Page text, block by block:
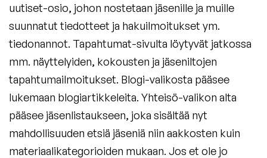
uutiset-osio, johon nostetaan jäsenille ja muille
suunnatut tiedotteet ja hakuilmoitukset ym.
tiedonannot. Tapahtumat-sivulta löytyvät jatkossa
mm. näyttelyiden, kokousten ja jäseniltojen
tapahtumailmoitukset. Blogi-valikosta pääsee
lukemaan blogiartikkeleita. Yhteisö-valikon alta
pääsee jäsenlistaukseen, joka sisältää nyt
mahdollisuuden etsiä jäseniä niin aakkosten kuin
materiaalikategorioiden mukaan. Jos et ole jo